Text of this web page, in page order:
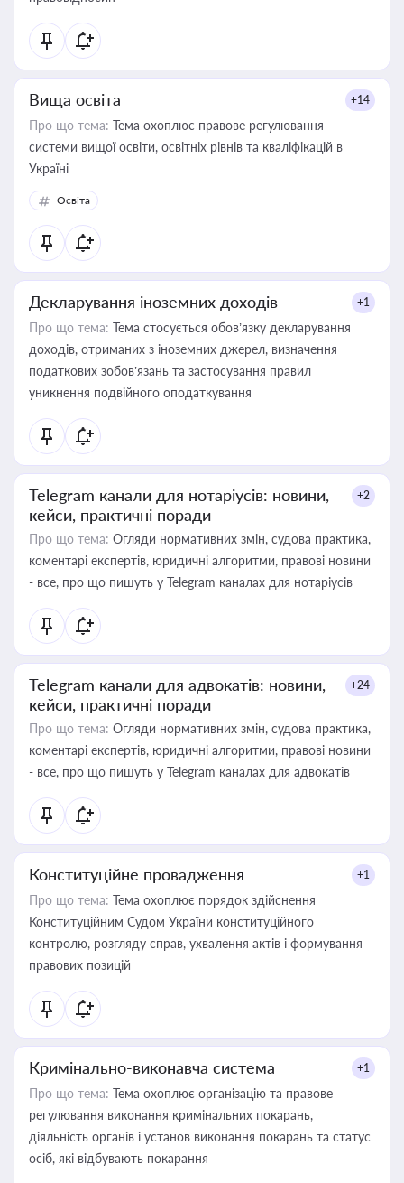
Вища освіта +14
Про що тема: Тема охоплює правове регулювання
системи вищої освіти, освітніх рівнів та кваліфікацій в
Україні
Освіта
Декларування іноземних доходів +1
Про що тема: Тема стосується обов’язку декларування
доходів, отриманих з іноземних джерел, визначення
податкових зобов’язань та застосування правил
уникнення подвійного оподаткування
Telegram канали для нотаріусів: новини,
кейси, практичні поради
+2
Про що тема: Огляди нормативних змін, судова практика,
коментарі експертів, юридичні алгоритми, правові новини
- все, про що пишуть у Telegram каналах для нотаріусів
Telegram канали для адвокатів: новини,
кейси, практичні поради
+24
Про що тема: Огляди нормативних змін, судова практика,
коментарі експертів, юридичні алгоритми, правові новини
- все, про що пишуть у Telegram каналах для адвокатів
Конституційне провадження +1
Про що тема: Тема охоплює порядок здійснення
Конституційним Судом України конституційного
контролю, розгляду справ, ухвалення актів і формування
правових позицій
Кримінально-виконавча система +1
Про що тема: Тема охоплює організацію та правове
регулювання виконання кримінальних покарань,
діяльність органів і установ виконання покарань та статус
осіб, які відбувають покарання